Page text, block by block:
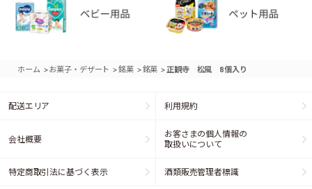
ホーム >お菓子・デザート >銘菓 >銘菓 > 正観寺 松風 8個入り
配送エリア 利用規約
会社概要
お客さまの個人情報の
取扱いについて
特定商取引法に基づく表示 酒類販売管理者標識